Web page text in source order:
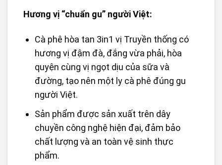
Nam chính là giải pháp hoàn hảo dành cho
bạn đã có thể thưởng thức ngay ly cà phê
thơm ngon, đậm đà vị truyền thống mà
không cần tốn nhiều công sức.
Hương vị “chuẩn gu” người Việt:
Cà phê hòa tan 3in1 vị Truyền thống có
hương vị đậm đà, đắng vừa phải, hòa
quyện cùng vị ngọt dịu của sữa và
đường, tạo nên một ly cà phê đúng gu